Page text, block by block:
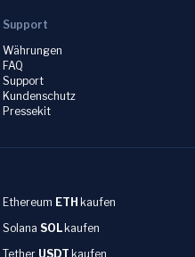
Support
Währungen
FAQ
Support
Kundenschutz
Pressekit
Ethereum ETH kaufen
Solana SOL kaufen
Tether USDT kaufen